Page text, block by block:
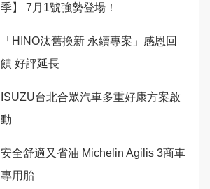
季】 7月1號強勢登場！
「HINO汰舊換新 永續專案」感恩回
饋 好評延長
ISUZU台北合眾汽車多重好康方案啟
動
安全舒適又省油 Michelin Agilis 3商車
專用胎